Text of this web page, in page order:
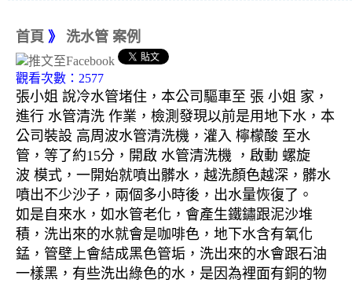
首頁 》 洗水管 案例
觀看次數：2577
張小姐 說冷水管堵住，本公司驅車至 張 小姐 家，
進行 水管清洗 作業，檢測發現以前是用地下水，本
公司裝設 高周波水管清洗機，灌入 檸檬酸 至水
管，等了約15分，開啟 水管清洗機 ，啟動 螺旋
波 模式，一開始就噴出髒水，越洗顏色越深，髒水
噴出不少沙子，兩個多小時後，出水量恢復了。
如是自來水，如水管老化，會產生鐵鏽跟泥沙堆
積，洗出來的水就會是咖啡色，地下水含有氧化
錳，管壁上會結成黑色管垢，洗出來的水會跟石油
一樣黑，有些洗出綠色的水，是因為裡面有銅的物